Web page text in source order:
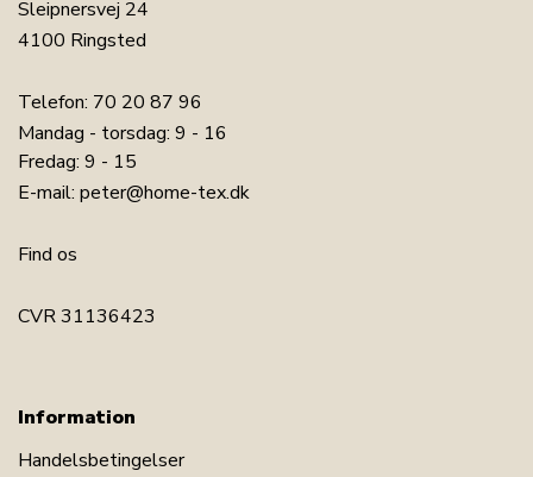
Sleipnersvej 24
4100 Ringsted
Telefon: 70 20 87 96
Mandag - torsdag: 9 - 16
Fredag: 9 - 15
E-mail: peter@home-tex.dk
Find os
CVR 31136423
Information
Handelsbetingelser